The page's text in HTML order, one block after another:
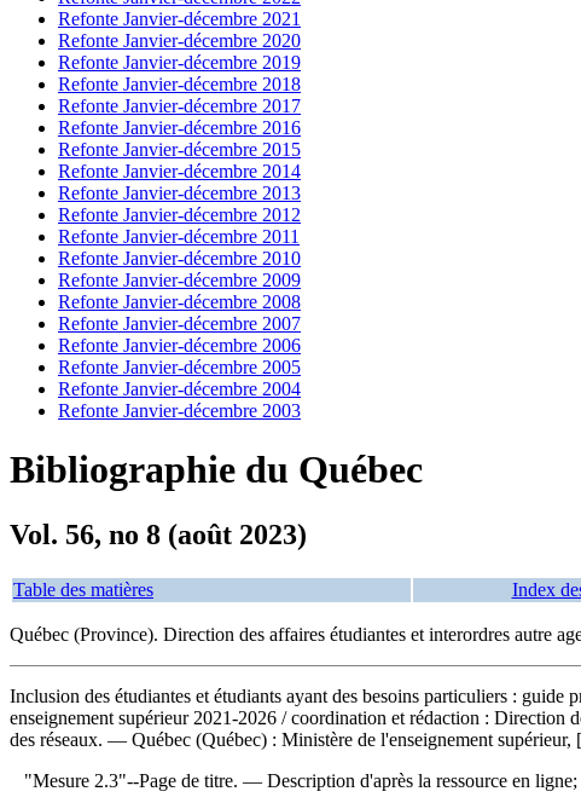
Refonte Janvier-décembre 2021
Refonte Janvier-décembre 2020
Refonte Janvier-décembre 2019
Refonte Janvier-décembre 2018
Refonte Janvier-décembre 2017
Refonte Janvier-décembre 2016
Refonte Janvier-décembre 2015
Refonte Janvier-décembre 2014
Refonte Janvier-décembre 2013
Refonte Janvier-décembre 2012
Refonte Janvier-décembre 2011
Refonte Janvier-décembre 2010
Refonte Janvier-décembre 2009
Refonte Janvier-décembre 2008
Refonte Janvier-décembre 2007
Refonte Janvier-décembre 2006
Refonte Janvier-décembre 2005
Refonte Janvier-décembre 2004
Refonte Janvier-décembre 2003
Bibliographie du Québec
Vol. 56, no 8 (août 2023)
Table des matières Index
Québec (Province). Direction des affaires étudiantes et interordres autre
Inclusion des étudiantes et étudiants ayant des besoins particuliers : guide
enseignement supérieur 2021-2026 / coordination et rédaction : Direction
des réseaux. — Québec (Québec) : Ministère de l'enseignement
"Mesure 2.3"--Page de titre. — Description d'après la ressource en